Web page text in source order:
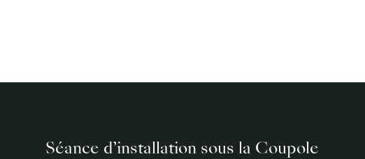
Séance d’installation sous la Coupole